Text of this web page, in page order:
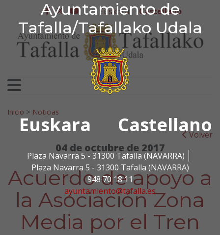
Ayuntamiento de
Tafalla/Tafallako Udala
Euskara Castellano
Plaza Navarra 5 - 31300 Tafalla (NAVARRA)
Plaza Navarra 5 - 31300 Tafalla (NAVARRA)
948 70 18 11
ayuntamiento@tafalla.es
Ir al contenido
Ayuntamiento de
facebook
twitter
youtube
Euskera Castellano
Search for:
Inicio > Noticias
Volver
04 de octubre de 2017
Acuerdo de apoyo a
la Asociación Zona
Media por el Tren